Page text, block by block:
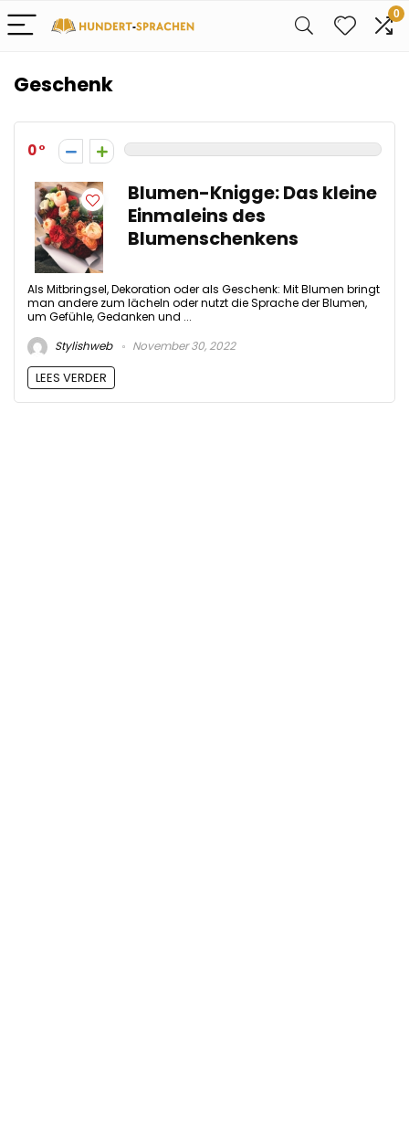
0
Geschenk
0
Blumen-Knigge: Das kleine
Einmaleins des
Blumenschenkens
Als Mitbringsel, Dekoration oder als Geschenk: Mit Blumen bringt
man andere zum lächeln oder nutzt die Sprache der Blumen,
um Gefühle, Gedanken und ...
Stylishweb
November 30, 2022
LEES VERDER